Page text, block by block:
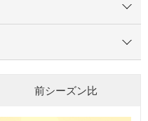
前シーズン比